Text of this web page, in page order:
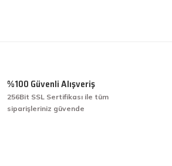
hakkıyla yapmak diye buna derim.
%100 Güvenli Alışveriş
256Bit SSL Sertifikası ile tüm
siparişleriniz güvende